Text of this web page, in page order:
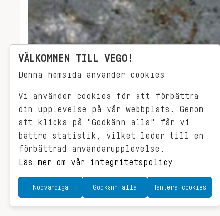
TOFU
VÄLKOMMEN TILL VEGO!
Denna hemsida använder cookies
Vi använder cookies för att förbättra
din upplevelse på vår webbplats. Genom
att klicka på "Godkänn alla" får vi
bättre statistik, vilket leder till en
förbättrad användarupplevelse.
Läs mer om vår integritetspolicy
Nödvändiga Godkänn alla Hantera cookies